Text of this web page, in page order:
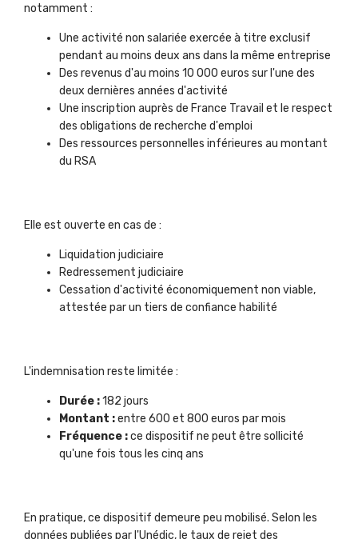
notamment :
Une activité non salariée exercée à titre exclusif
pendant au moins deux ans dans la même entreprise
Des revenus d'au moins 10 000 euros sur l'une des
deux dernières années d'activité
Une inscription auprès de France Travail et le respect
des obligations de recherche d'emploi
Des ressources personnelles inférieures au montant
du RSA
Elle est ouverte en cas de :
Liquidation judiciaire
Redressement judiciaire
Cessation d'activité économiquement non viable,
attestée par un tiers de confiance habilité
L'indemnisation reste limitée :
Durée :182 jours
Montant :entre 600 et 800 euros par mois
Fréquence :ce dispositif ne peut être sollicité
qu'une fois tous les cinq ans
En pratique, ce dispositif demeure peu mobilisé. Selon les
données publiées par l'Unédic, le taux de rejet des